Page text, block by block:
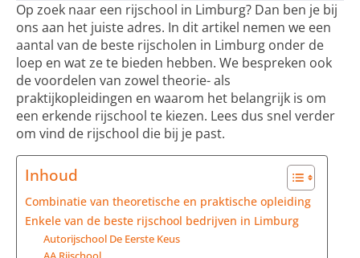
Op zoek naar een rijschool in Limburg? Dan ben je bij
ons aan het juiste adres. In dit artikel nemen we een
aantal van de beste rijscholen in Limburg onder de
loep en wat ze te bieden hebben. We bespreken ook
de voordelen van zowel theorie- als
praktijkopleidingen en waarom het belangrijk is om
een erkende rijschool te kiezen. Lees dus snel verder
om vind de rijschool die bij je past.
Inhoud
Combinatie van theoretische en praktische opleiding
Enkele van de beste rijschool bedrijven in Limburg
Autorijschool De Eerste Keus